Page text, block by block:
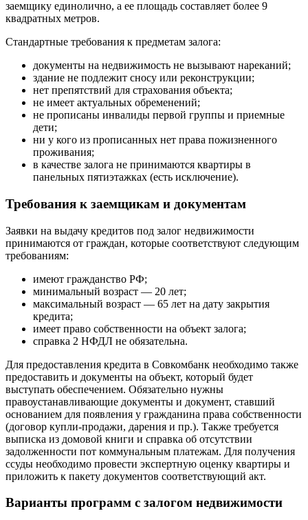
заемщику единолично, а ее площадь составляет более 9
квадратных метров.
Стандартные требования к предметам залога:
документы на недвижимость не вызывают нареканий;
здание не подлежит сносу или реконструкции;
нет препятствий для страхования объекта;
не имеет актуальных обременений;
не прописаны инвалиды первой группы и приемные
дети;
ни у кого из прописанных нет права пожизненного
проживания;
в качестве залога не принимаются квартиры в
панельных пятиэтажках (есть исключение).
Требования к заемщикам и документам
Заявки на выдачу кредитов под залог недвижимости
принимаются от граждан, которые соответствуют следующим
требованиям:
имеют гражданство РФ;
минимальный возраст — 20 лет;
максимальный возраст — 65 лет на дату закрытия
кредита;
имеет право собственности на объект залога;
справка 2 НФДЛ не обязательна.
Для предоставления кредита в Совкомбанк необходимо также
предоставить и документы на объект, который будет
выступать обеспечением. Обязательно нужны
правоустанавливающие документы и документ, ставший
основанием для появления у гражданина права собственности
(договор купли-продажи, дарения и пр.). Также требуется
выписка из домовой книги и справка об отсутствии
задолженности пот коммунальным платежам. Для получения
ссуды необходимо провести экспертную оценку квартиры и
приложить к пакету документов соответствующий акт.
Варианты программ с залогом недвижимости